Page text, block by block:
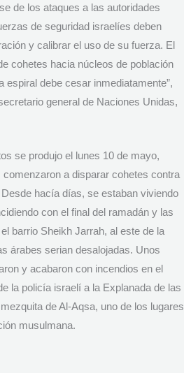
de los ataques a las autoridades
de seguridad israelíes deben
y calibrar el uso de su fuerza. El
cohetes hacia núcleos de población
espiral debe cesar inmediatamente”,
general de Naciones Unidas,
se produjo el lunes 10 de mayo,
a disparar cohetes contra
hacía días, se estaban viviendo
con el final del ramadán y las
barrio Sheikh Jarrah, al este de la
árabes serian desalojadas. Unos
y acabaron con incendios en el
la policía israelí a la Explanada de las
de Al-Aqsa, uno de los lugares
musulmana.